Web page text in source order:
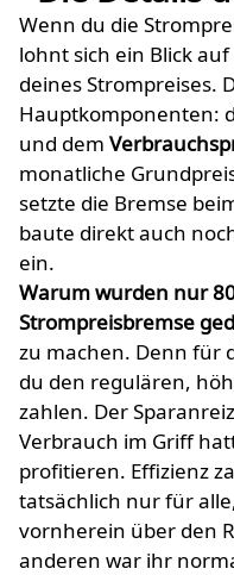
Wenn du die
lohnt sich ein Blick
deines Strompreises.
Hauptkomponenten:
und dem
monatliche
setzte die Bremse
baute direkt auch
ein.
Warum wurden nur
Strompreisbremse
zu machen. Denn für
du den regulären,
zahlen. Der
Verbrauch im Griff
profitieren. Effizienz
tatsächlich nur für
vornherein über den
anderen war ihr